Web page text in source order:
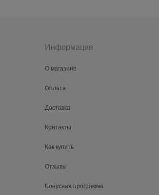
Информация
О магазине
Оплата
Доставка
Контакты
Как купить
Отзывы
Бонусная программа